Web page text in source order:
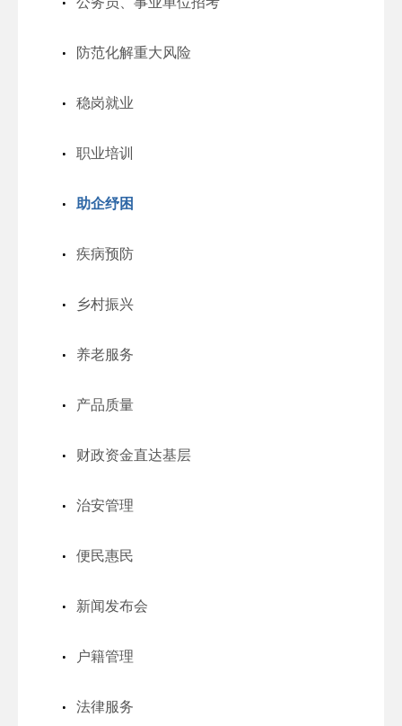
防范化解重大风险
稳岗就业
职业培训
助企纾困
疾病预防
乡村振兴
养老服务
产品质量
财政资金直达基层
治安管理
便民惠民
新闻发布会
户籍管理
法律服务